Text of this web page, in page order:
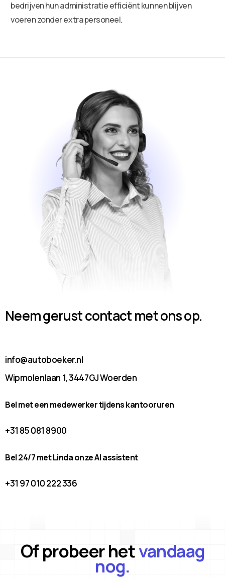
bedrijven hun administratie efficiënt kunnen blijven
voeren zonder extra personeel.
Neem gerust contact met ons op.
info@autoboeker.nl
Wipmolenlaan 1, 3447GJ Woerden
Bel met een medewerker tijdens kantooruren
+31 85 081 8900
Bel 24/7 met Linda onze AI assistent
+31 97 010 222 336
Of probeer hetvandaag
nog.